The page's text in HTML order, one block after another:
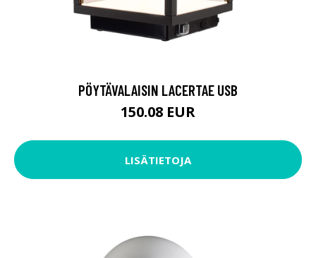
PÖYTÄVALAISIN LACERTAE USB
150.08 EUR
LISÄTIETOJA